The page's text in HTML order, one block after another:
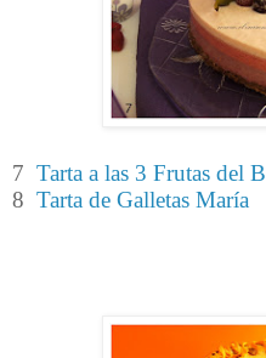
7 Tarta a las 3 Frutas del
8 Tarta de Galletas María